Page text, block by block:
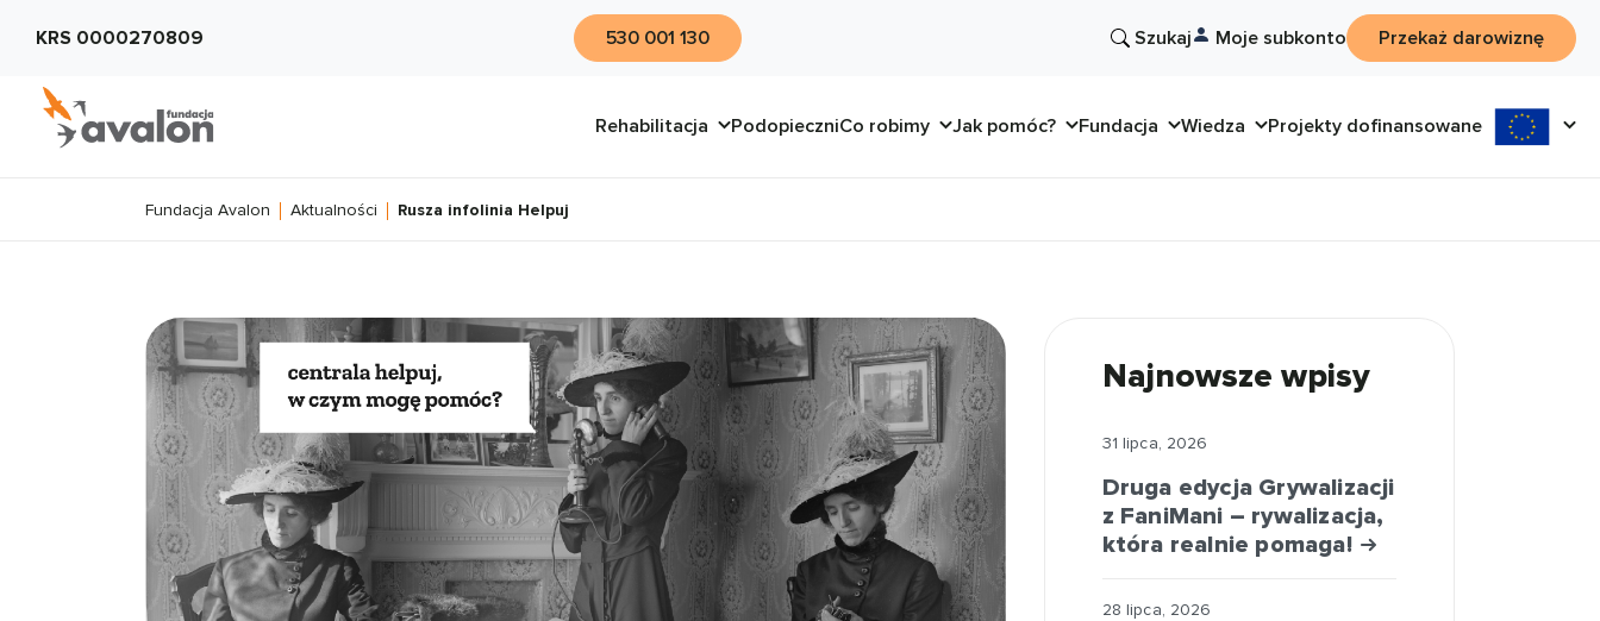
KRS 0000270809 530 001 130 Szukaj Moje subkonto Przekaż darowiznę
Rehabilitacja PodopieczniCo robimy Jak pomóc? Fundacja Wiedza Projekty dofinansowane
Fundacja Avalon Aktualności Rusza infolinia Helpuj
Najnowsze wpisy
31 lipca, 2026
Druga edycja Grywalizacji
z FaniMani – rywalizacja,
która realnie pomaga!
28 lipca, 2026